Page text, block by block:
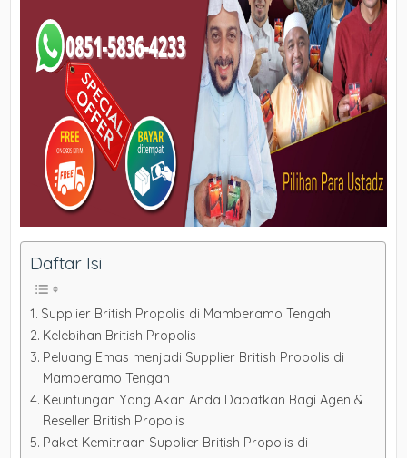
Daftar Isi
Supplier British Propolis di Mamberamo Tengah
Kelebihan British Propolis
Peluang Emas menjadi Supplier British Propolis di
Mamberamo Tengah
Keuntungan Yang Akan Anda Dapatkan Bagi Agen &
Reseller British Propolis
Paket Kemitraan Supplier British Propolis di